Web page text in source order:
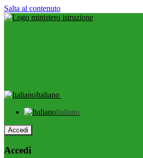
Salta al contenuto
Italiano
Italiano
Accedi
Accedi